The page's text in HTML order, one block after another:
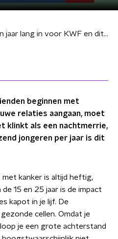
FunX zet zich een jaar lang in voor KWF en dit is waarom
beginnen met
relaties aangaan, moet
klinkt als een nachtmerrie,
jongeren per jaar is dit
kanker is altijd heftig,
15 en 25 jaar is de impact
kapot in je lijf. De
cellen. Omdat je
loop je een grote achterstand